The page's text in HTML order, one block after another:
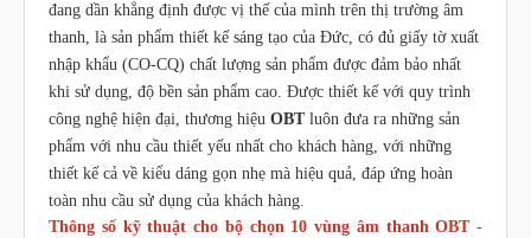
đang dần khẳng định được vị thế của mình trên thị trường âm
thanh, là sản phẩm thiết kế sáng tạo của Đức, có đủ giấy tờ xuất
nhập khẩu (CO-CQ) chất lượng sản phẩm được đảm bảo nhất
khi sử dụng, độ bền sản phẩm cao. Được thiết kế với quy trình
công nghệ hiện đại, thương hiệu OBTluôn đưa ra những sản
phẩm với nhu cầu thiết yếu nhất cho khách hàng, với những
thiết kế cả về kiểu dáng gọn nhẹ mà hiệu quả, đáp ứng hoàn
toàn nhu cầu sử dụng của khách hàng.
Thông số kỹ thuật cho bộ chọn 10 vùng âm thanh OBT -